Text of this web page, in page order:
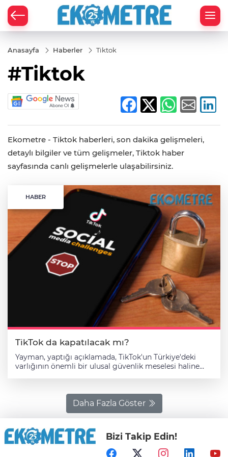
Anasayfa Haberler Tiktok
#Tiktok
Ekometre - Tiktok haberleri, son dakika gelişmeleri,
detaylı bilgiler ve tüm gelişmeler, Tiktok haber
sayfasında canlı gelişmelerle ulaşabilirsiniz.
HABER
TikTok da kapatılacak mı?
Yayman, yaptığı açıklamada, TikTok'un Türkiye'deki
varlığının önemli bir ulusal güvenlik meselesi haline
Cumhuriyet'in haberine göre Yayman, komisyonun
TikTok'un kapatılması ya da erişim engeli getirilmesi
Bilgi Teknolojileri Kurumunun (BTK) yetkisinde
olduğunu söyledi. Ancak Yayman, sokakta kendisiyle
konuşan vatandaşların bu konuda yoğun isteklerde
Daha Fazla Göster
Bizi Takip Edin!